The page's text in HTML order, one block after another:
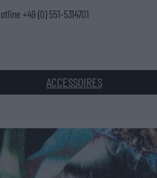
+49 (0) 551-5314701
ACCESSOIRES